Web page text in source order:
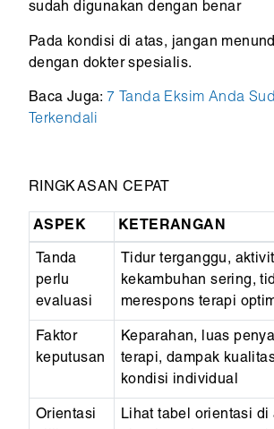
sudah digunakan dengan benar
Pada kondisi di atas, jangan
dengan dokter spesialis.
Baca Juga: 7 Tanda Eksim Anda
Terkendali
RINGKASAN CEPAT
ASPEK KETERANGAN
Tanda
perlu
evaluasi
Tidur terganggu,
kekambuhan sering,
merespons terapi
Faktor
keputusan
Keparahan, luas
terapi, dampak
kondisi individual
Orientasi
Lihat tabel orientasi di